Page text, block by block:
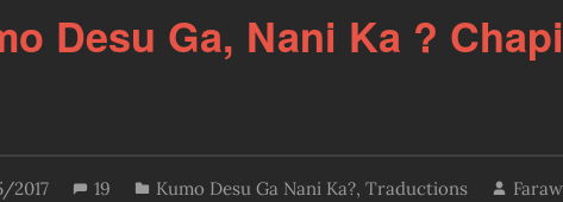
Desu Ga, Nani Ka ?
2017 19 Kumo Desu Ga Nani Ka?, Traductions